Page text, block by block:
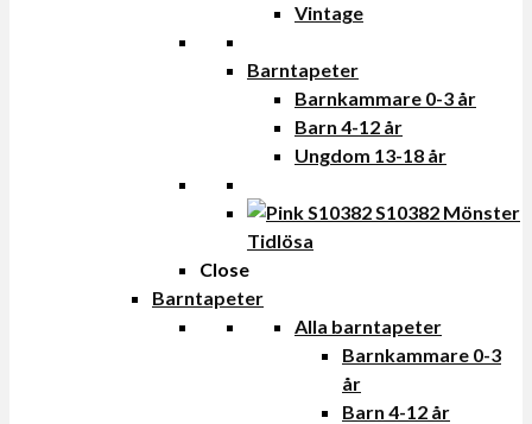
Vintage
Barntapeter
Barnkammare 0-3 år
Barn 4-12 år
Ungdom 13-18 år
Tidlösa
Close
Barntapeter
Alla barntapeter
Barnkammare 0-3
år
Barn 4-12 år